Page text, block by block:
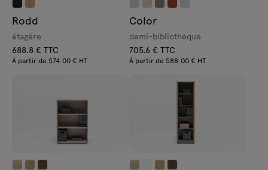
Rodd
étagère
688.8 € TTC
À partir de 574.00 € HT
Color
demi-bibliothèque
705.6 € TTC
À partir de 588.00 € HT